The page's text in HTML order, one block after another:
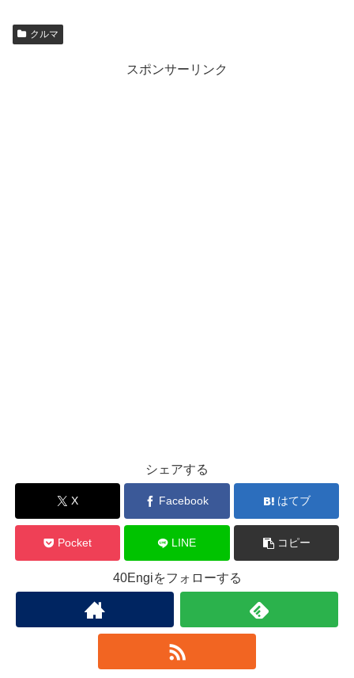
クルマ
スポンサーリンク
シェアする
X Facebook はてブ
Pocket LINE コピー
40Engiをフォローする